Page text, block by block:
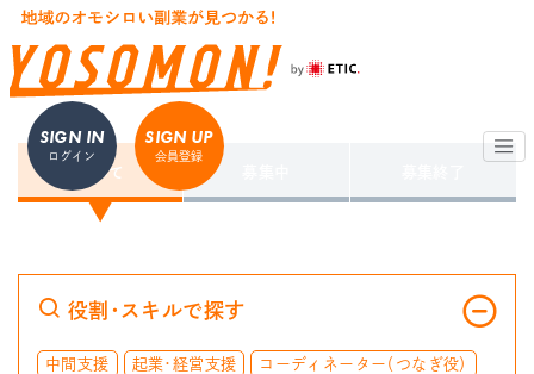
SIGN IN
ログイン
SIGN UP
会員登録
すべて
役割・スキルで探す
中間支援 起業・経営支援 コーディネーター（つなぎ役）